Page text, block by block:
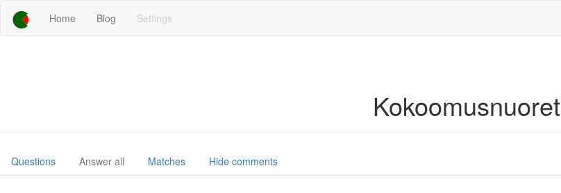
Home Blog Settings
Kokoomusnuoret
Questions Answer all Matches Hide comments